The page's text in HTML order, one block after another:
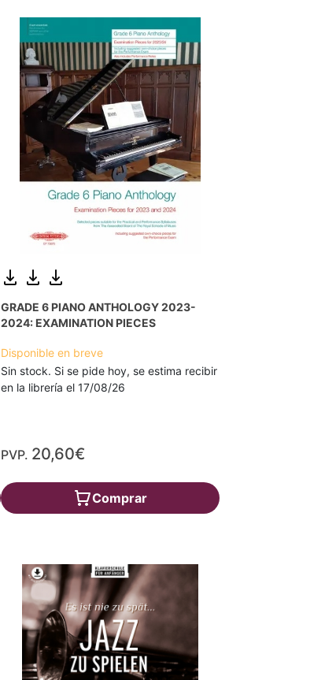
GRADE 6 PIANO ANTHOLOGY 2023-
2024: EXAMINATION PIECES
Disponible en breve
Sin stock. Si se pide hoy, se estima recibir
en la librería el 17/08/26
PVP. 20,60€
Comprar